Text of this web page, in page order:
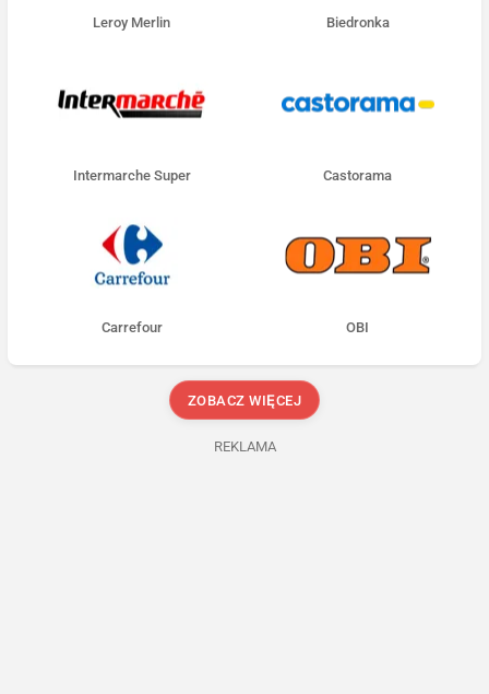
Leroy Merlin Biedronka
Intermarche Super Castorama
Carrefour OBI
ZOBACZ WIĘCEJ
REKLAMA